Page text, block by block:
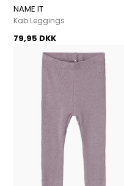
NAME IT
Kab Leggings
79,95 DKK